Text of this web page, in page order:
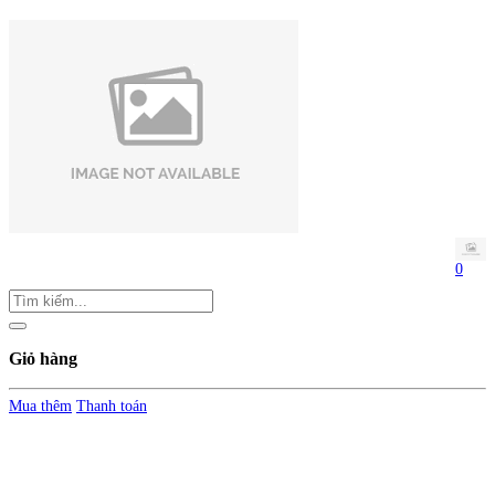
0
Giỏ hàng
Mua thêm Thanh toán